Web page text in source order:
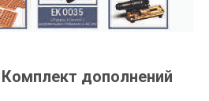
дополнений